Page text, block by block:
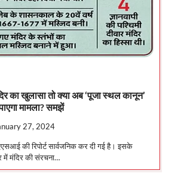
का खुलासा तो क्या अब ‘पूजा स्थल कानून’
मामला? समझें
27, 2024
की रिपोर्ट सार्वजनिक कर दी गई है। इसके
में मंदिर की संरचना…